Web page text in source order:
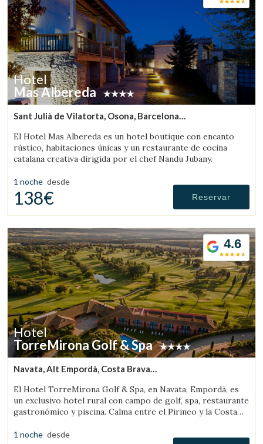
Hotel
Mas Albereda
Sant Julià de Vilatorta, Osona, Barcelona
El Hotel Mas Albereda es un hotel boutique con encanto
rústico, habitaciones únicas y un restaurante de cocina
catalana creativa dirigida por el chef Nandu Jubany.
1 noche desde
138€ Reservar
4.6
Hotel
TorreMirona Golf & Spa
Navata, Alt Empordà, Costa Brava
El Hotel TorreMirona Golf & Spa, en Navata, Empordà, es
un exclusivo hotel rural con campo de golf, spa, restaurante
gastronómico y piscina. Calma entre el Pirineo y la Costa
1 noche desde